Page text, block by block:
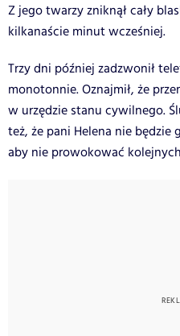
Z jego twarzy zniknął cały
kilkanaście minut wcześniej.
Trzy dni później zadzwonił
monotonnie. Oznajmił, że
w urzędzie stanu cywilnego.
też, że pani Helena nie będzie
aby nie prowokować